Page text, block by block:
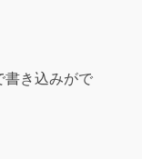
書き込みがで